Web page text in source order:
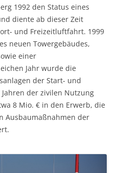
1992 den Status eines
diente ab dieser Zeit
und Freizeitluftfahrt. 1999
neuen Towergebäudes,
einer
Jahr wurde die
der Start- und
der zivilen Nutzung
8 Mio. € in den Erwerb, die
Ausbaumaßnahmen der